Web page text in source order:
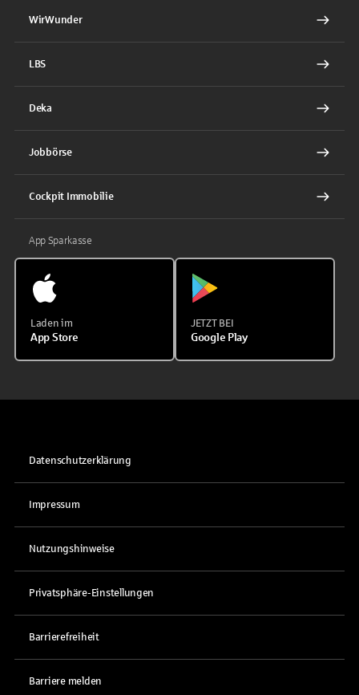
WirWunder
LBS
Deka
Jobbörse
Cockpit Immobilie
App Sparkasse
Laden im
App Store
JETZT BEI
Google Play
Datenschutzerklärung
Impressum
Nutzungshinweise
Privatsphäre-Einstellungen
Barrierefreiheit
Barriere melden